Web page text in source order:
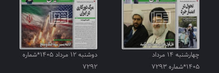
چهارشنبه ۱۴ مرداد
۱۴۰۵*شماره ۷۲۹۳
دوشنبه ۱۲ مرداد ۱۴۰۵*شماره
۷۲۹۲